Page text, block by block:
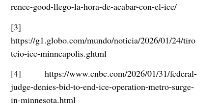
renee-good-llego-la-hora-de-acabar-con-el-ice/
[3]
https://g1.globo.com/mundo/noticia/2026/01/24/tiro
teio-ice-minneapolis.ghtml
[4] https://www.cnbc.com/2026/01/31/federal-
judge-denies-bid-to-end-ice-operation-metro-surge-
in-minnesota.html